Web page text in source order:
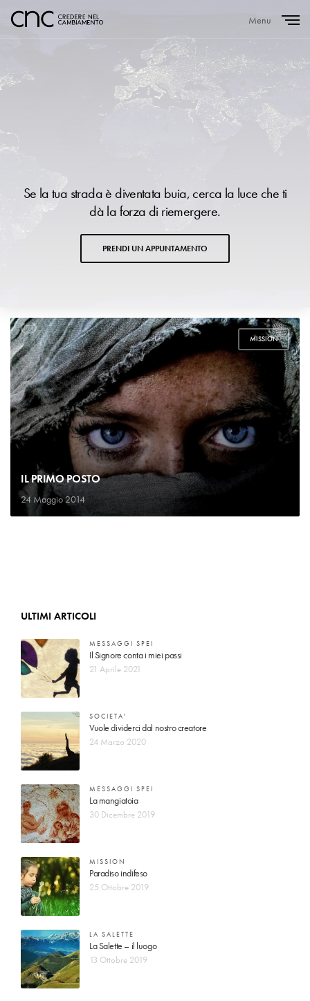
Menu
Se la tua strada è diventata buia, cerca la luce che ti
dà la forza di riemergere.
PRENDI UN APPUNTAMENTO
MISSION
IL PRIMO POSTO
24 Maggio 2014
ULTIMI ARTICOLI
MESSAGGI SPEI
Il Signore conta i miei passi
21 Aprile 2021
SOCIETA'
Vuole dividerci dal nostro creatore
24 Marzo 2020
MESSAGGI SPEI
La mangiatoia
30 Dicembre 2019
MISSION
Paradiso indifeso
25 Ottobre 2019
LA SALETTE
La Salette – il luogo
13 Ottobre 2019